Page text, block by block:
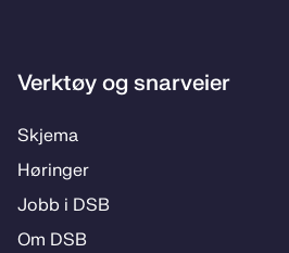
Verktøy og snarveier
Skje­­ma
Hø­rin­­ger
Jobb i DSB
Om DSB